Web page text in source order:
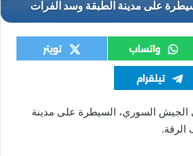
الجيش السوري، السيطرة على مدينة
الرقة.